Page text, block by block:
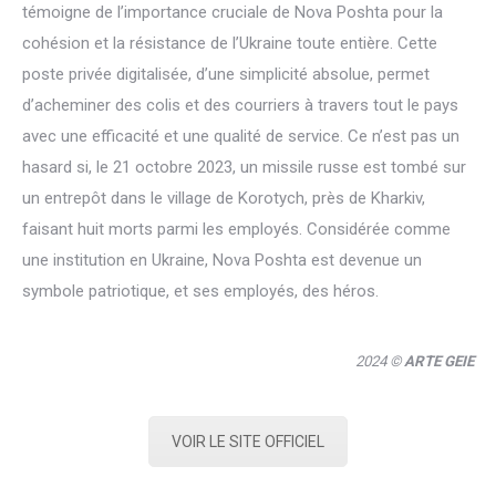
témoigne de l’importance cruciale de Nova Poshta pour la
cohésion et la résistance de l’Ukraine toute entière. Cette
poste privée digitalisée, d’une simplicité absolue, permet
d’acheminer des colis et des courriers à travers tout le pays
avec une efficacité et une qualité de service. Ce n’est pas un
hasard si, le 21 octobre 2023, un missile russe est tombé sur
un entrepôt dans le village de Korotych, près de Kharkiv,
faisant huit morts parmi les employés. Considérée comme
une institution en Ukraine, Nova Poshta est devenue un
symbole patriotique, et ses employés, des héros.
2024 © ARTE GEIE
VOIR LE SITE OFFICIEL